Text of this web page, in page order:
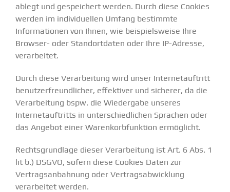
ablegt und gespeichert werden. Durch diese Cookies
werden im individuellen Umfang bestimmte
Informationen von Ihnen, wie beispielsweise Ihre
Browser- oder Standortdaten oder Ihre IP-Adresse,
verarbeitet.
Durch diese Verarbeitung wird unser Internetauftritt
benutzerfreundlicher, effektiver und sicherer, da die
Verarbeitung bspw. die Wiedergabe unseres
Internetauftritts in unterschiedlichen Sprachen oder
das Angebot einer Warenkorbfunktion ermöglicht.
Rechtsgrundlage dieser Verarbeitung ist Art. 6 Abs. 1
lit b.) DSGVO, sofern diese Cookies Daten zur
Vertragsanbahnung oder Vertragsabwicklung
verarbeitet werden.